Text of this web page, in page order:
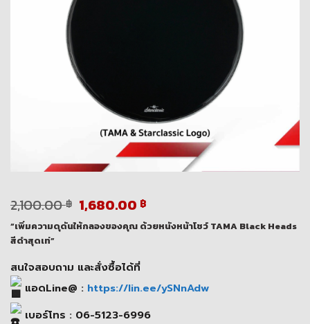
2,100.00฿ Original
price
was:
1,680.00 ฿Current
price
is:
“เพิ่มความดุดันให้กลองของคุณ ด้วยหนังหน้าโชว์ TAMA Black Heads
สีดำสุดเท่”
สนใจสอบถาม และสั่งซื้อได้ที่
แอดLine@ : https://lin.ee/ySNnAdw
เบอร์โทร : 06-5123-6996